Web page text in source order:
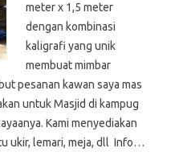
meter x 1,5 meter
dengan kombinasi
kaligrafi yang unik
membuat mimbar
pesanan kawan saya mas
untuk Masjid di kampug
Kami menyediakan
ukir, lemari, meja, dll Info…